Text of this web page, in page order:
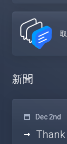
新聞
Dec 2nd